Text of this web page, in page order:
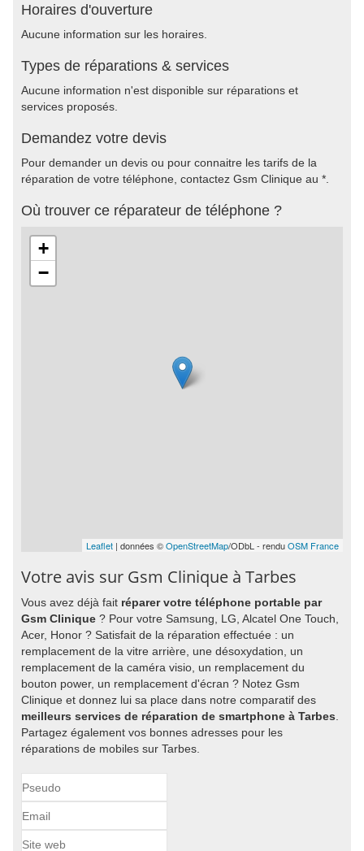
Horaires d'ouverture
Aucune information sur les horaires.
Types de réparations & services
Aucune information n'est disponible sur réparations et
services proposés.
Demandez votre devis
Pour demander un devis ou pour connaitre les tarifs de la
réparation de votre téléphone, contactez Gsm Clinique au *.
Où trouver ce réparateur de téléphone ?
+
−
Leaflet | données ©OpenStreetMap/ODbL - renduOSM France
Votre avis sur Gsm Clinique à Tarbes
Vous avez déjà fait réparer votre téléphone portable par
Gsm Clinique ? Pour votre Samsung, LG, Alcatel One Touch,
Acer, Honor ? Satisfait de la réparation effectuée : un
remplacement de la vitre arrière, une désoxydation, un
remplacement de la caméra visio, un remplacement du
bouton power, un remplacement d'écran ? Notez Gsm
Clinique et donnez lui sa place dans notre comparatif des
meilleurs services de réparation de smartphone à Tarbes
Partagez également vos bonnes adresses pour les
réparations de mobiles sur Tarbes.